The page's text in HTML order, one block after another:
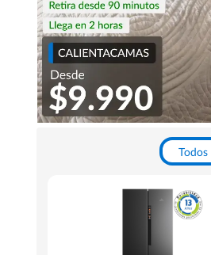
Todos